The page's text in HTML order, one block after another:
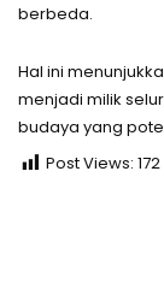
berbeda.
Hal ini
menjadi milik
budaya yang
Post Views: 172